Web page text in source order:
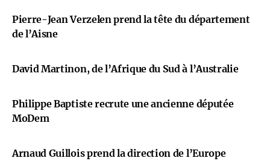
Pierre-Jean Verzelen prend la tête du département
de l’Aisne
David Martinon, de l’Afrique du Sud à l’Australie
Philippe Baptiste recrute une ancienne députée
MoDem
Arnaud Guillois prend la direction de l’Europe